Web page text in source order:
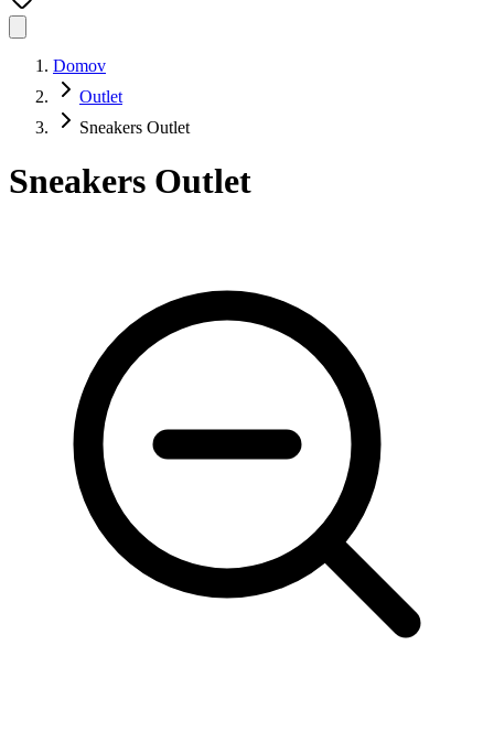
Domov
Outlet
Sneakers Outlet
Sneakers Outlet